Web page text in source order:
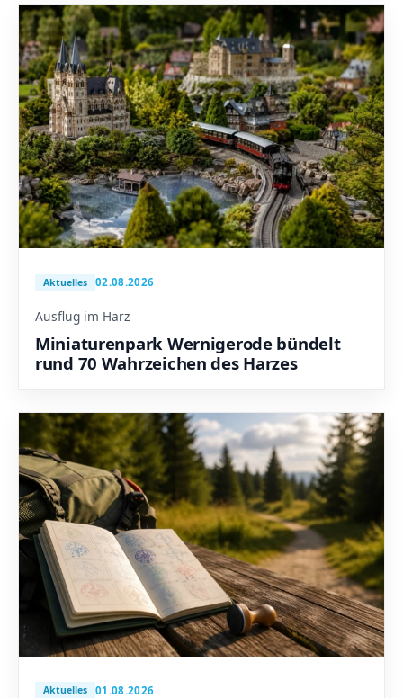
Aktuelles 02.08.2026
Ausflug im Harz
Miniaturenpark Wernigerode bündelt
rund 70 Wahrzeichen des Harzes
Aktuelles 01.08.2026